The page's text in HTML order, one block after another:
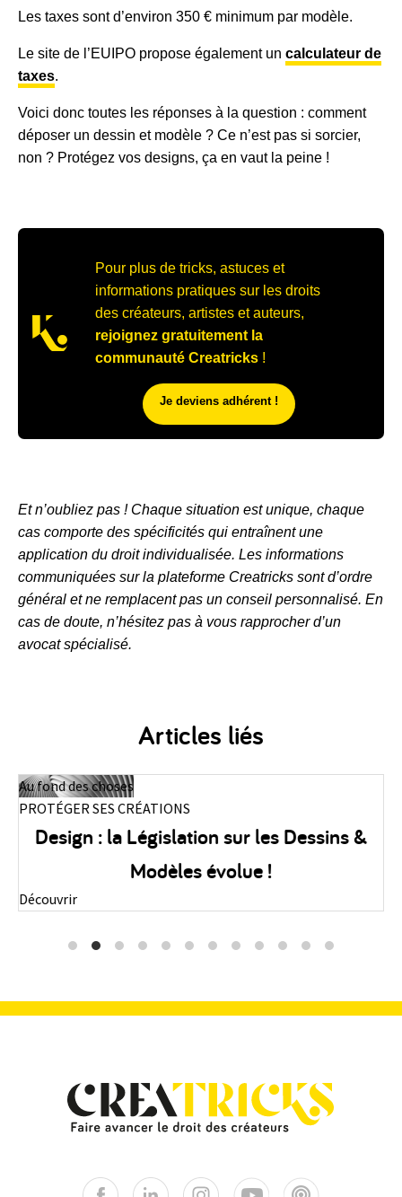
Les taxes sont d’environ 350 € minimum par modèle.
Le site de l’EUIPO propose également un calculateur de
taxes.
Voici donc toutes les réponses à la question : comment
déposer un dessin et modèle ? Ce n’est pas si sorcier,
non ? Protégez vos designs, ça en vaut la peine !
Pour plus de tricks, astuces et
informations pratiques sur les droits
des créateurs, artistes et auteurs,
rejoignez gratuitement la
communauté Creatricks !
Je deviens adhérent !
Et n’oubliez pas ! Chaque situation est unique, chaque
cas comporte des spécificités qui entraînent une
application du droit individualisée. Les informations
communiquées sur la plateforme Creatricks sont d’ordre
général et ne remplacent pas un conseil personnalisé. En
cas de doute, n’hésitez pas à vous rapprocher d’un
avocat spécialisé.
Articles liés
Au fond des choses
PROTÉGER SES CRÉATIONS
Design : la Législation sur les Dessins &
Modèles évolue !
Découvrir